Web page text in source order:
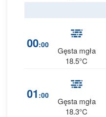
00:00
Gęsta mgła
18.5°C
01 :00
Gęsta mgła
18.3°C